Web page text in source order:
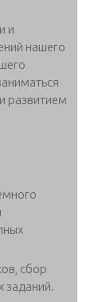
и
нашего
развитием
сбор
заданий.